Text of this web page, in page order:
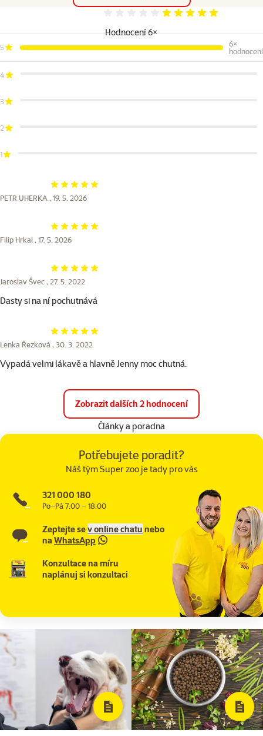
Hodnocení 6×
Hodnocení 100%
5
6×
hodnocení
4
3
2
1
Hodnocení 100%
PETR UHERKA , 19. 5. 2026
Hodnocení 100%
Filip Hrkal , 17. 5. 2026
Hodnocení 100%
Jaroslav Švec , 27. 5. 2022
Dasty si na ní pochutnává
Hodnocení 100%
Lenka Řezková , 30. 3. 2022
Vypadá velmi lákavě a hlavně Jenny moc chutná.
Zobrazit dalších 2 hodnocení
Články a poradna
Potřebujete poradit?
Náš tým Super zoo je tady pro vás
321 000 180
Po–Pá 7:00 – 18:00
Zeptejte sev online chatu nebo
naWhatsApp
Konzultace na míru
naplánuj si konzultaci